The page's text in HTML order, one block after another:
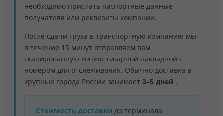
необходимо прислать паспортные данные
получателя или реквизиты компании.
После сдачи груза в транспортную компанию мы
в течение 15 минут отправляем вам
сканированную копию товарной накладной с
номером для отслеживания. Обычно доставка в
крупные города России занимает 3–5 дней .
Стоимость доставки до терминала